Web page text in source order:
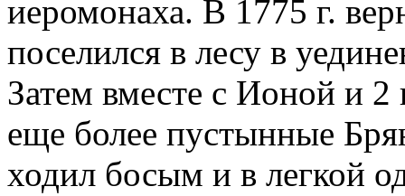
иеромонаха. В 1775 г.
поселился в лесу в
Затем вместе с Ионой и
еще более пустынные
ходил босым и в легкой